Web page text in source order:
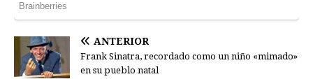
ANTERIOR
Frank Sinatra, recordado como un niño «mimado»
en su pueblo natal